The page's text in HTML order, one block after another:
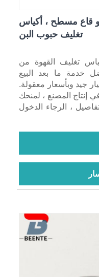
مسطح ، أكياس
تغليف حبوب البن
تغليف القهوة من
خدمة ما بعد البيع
جيد وبأسعار معقولة.
إنتاج المصنع ، لمنحك
، الرجاء الدخول